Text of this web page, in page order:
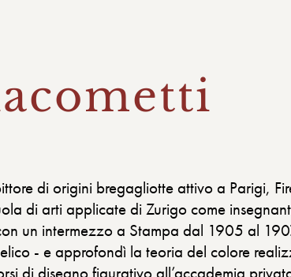
di origini bregagliotte attivo a Parigi,
di arti applicate di Zurigo come
un intermezzo a Stampa dal 1905 al
- e approfondì la teoria del colore
di disegno figurativo all’accademia